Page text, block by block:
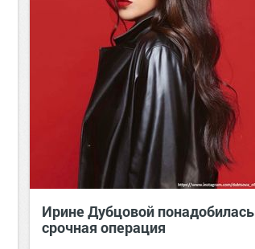
Ирине Дубцовой понадобилась
срочная операция